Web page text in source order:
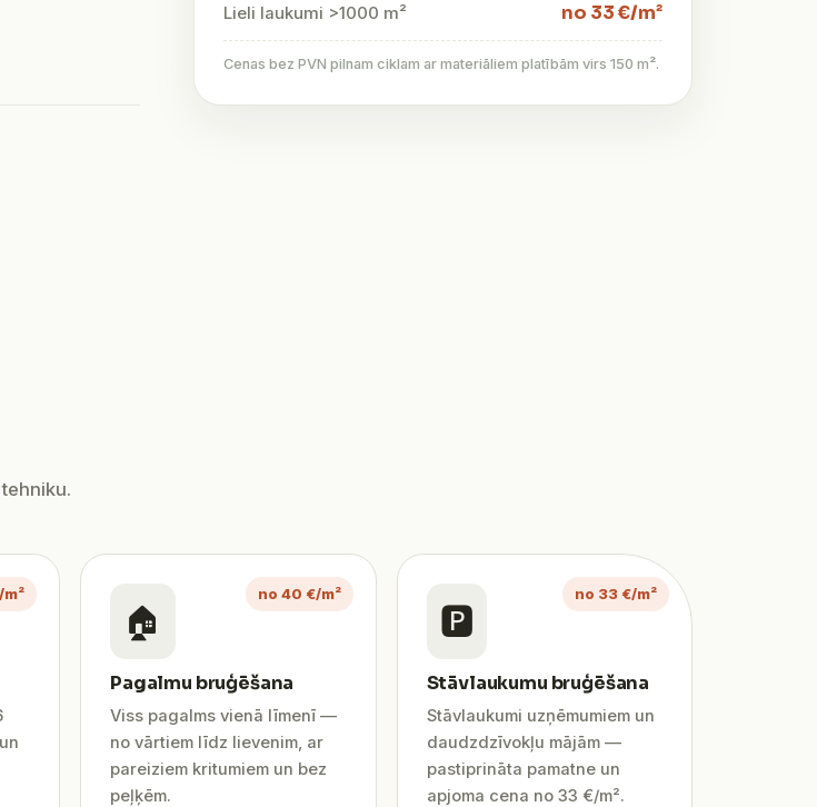
Lieli laukumi >1000 m² no 33 €/m²
Cenas bez PVN pilnam ciklam ar materiāliem platībām virs 150 m².
no 40 €/m²
🏠
Pagalmu bruģēšana
Viss pagalms vienā līmenī —
no vārtiem līdz lievenim, ar
pareiziem kritumiem un bez
peļķēm.
no 33 €/m²
🅿️
Stāvlaukumu bruģēšana
Stāvlaukumi uzņēmumiem un
daudzdzīvokļu mājām —
pastiprināta pamatne un
apjoma cena no 33 €/m².